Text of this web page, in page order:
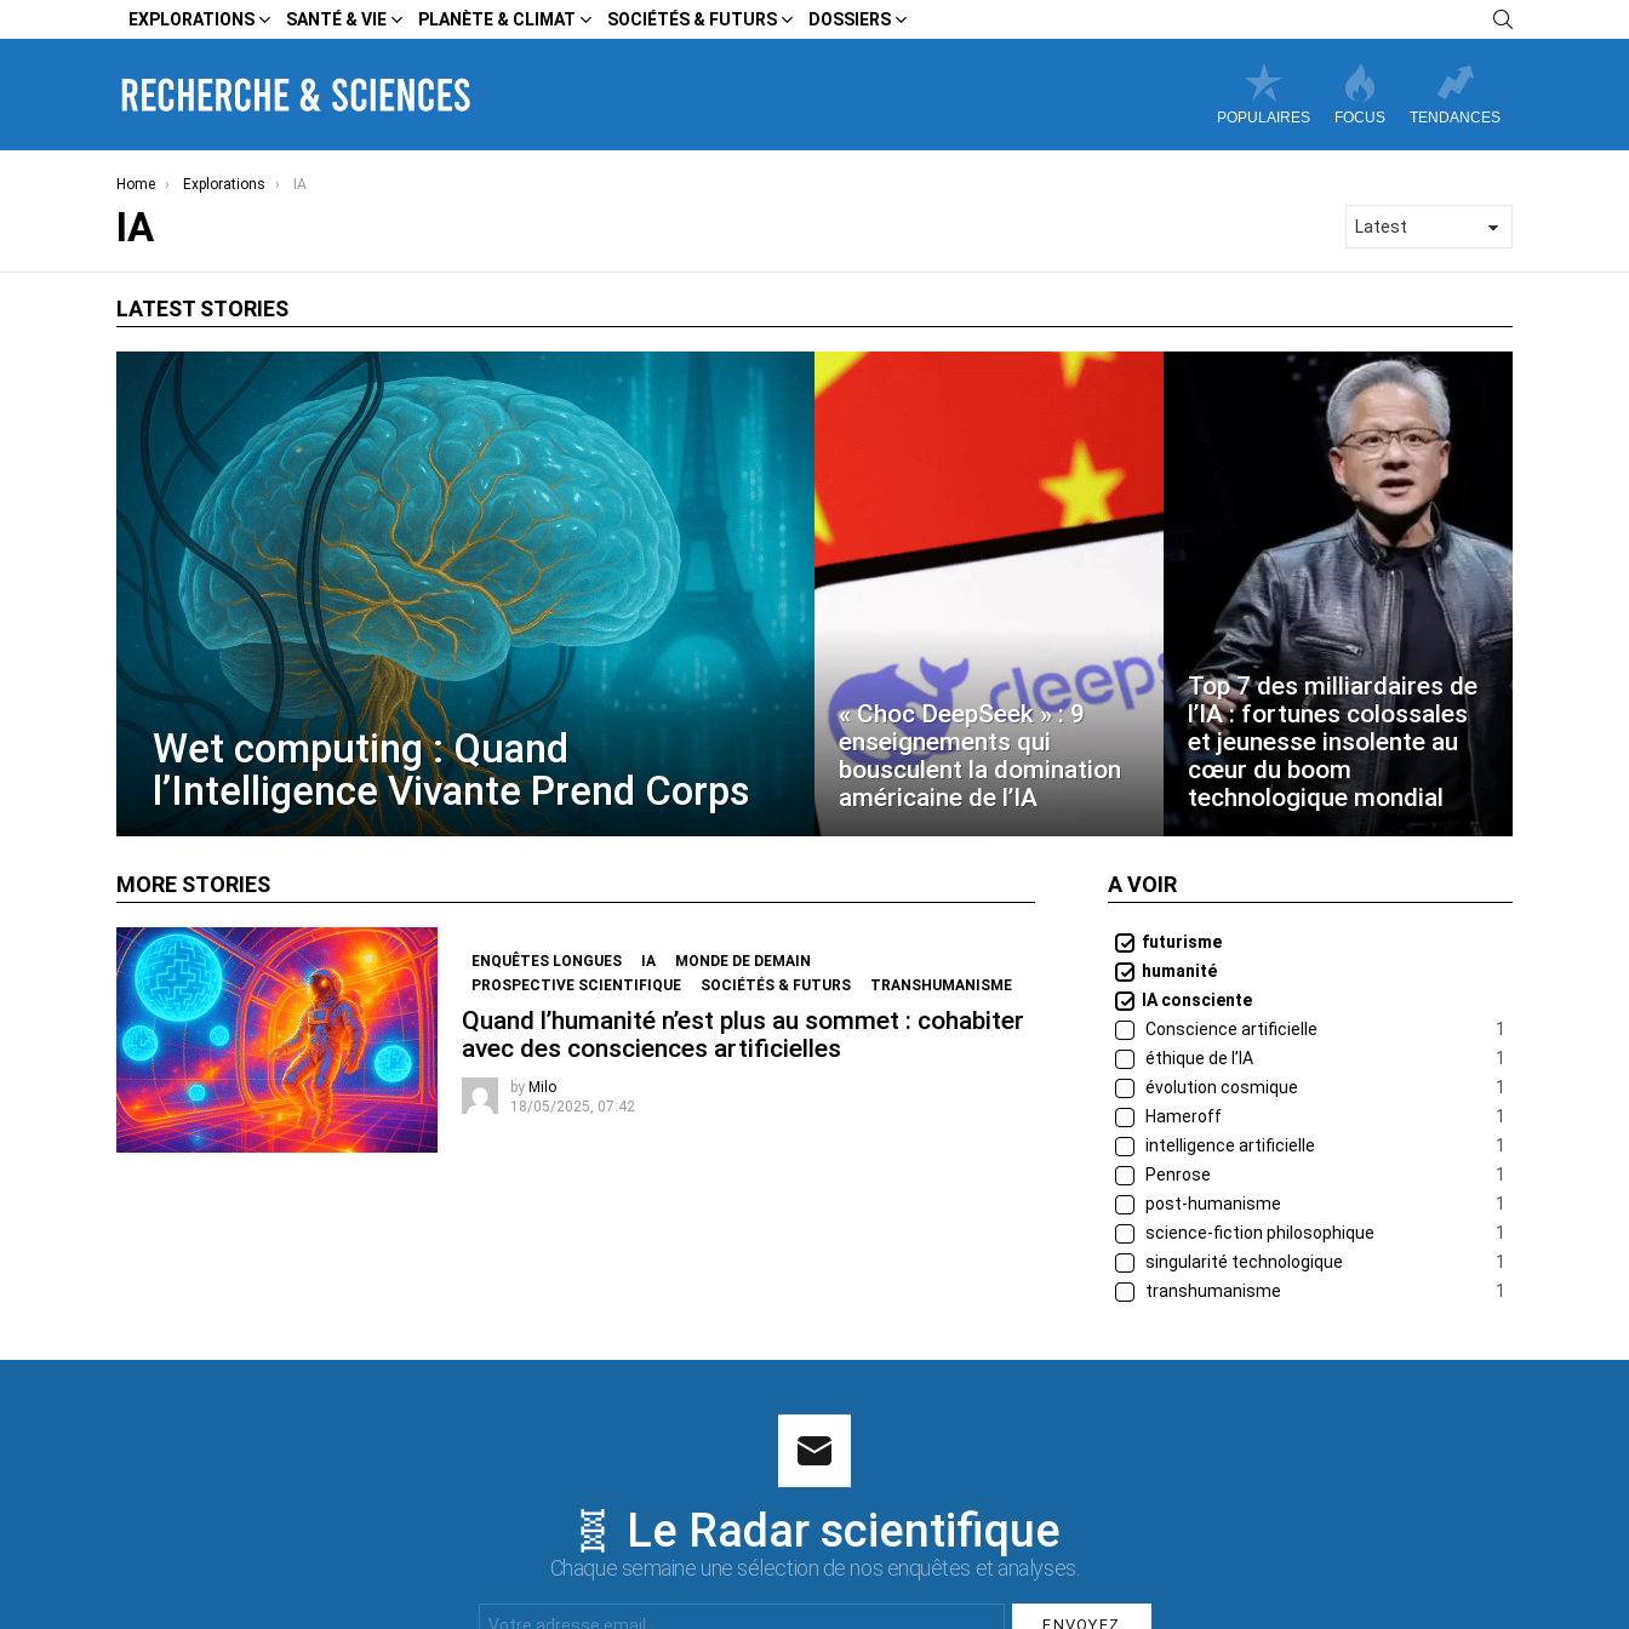
EXPLORATIONS SANTÉ & VIE PLANÈTE & CLIMAT SOCIÉTÉS & FUTURS DOSSIERS
POPULAIRES FOCUS TENDANCES
You are here:
Home Explorations IA
IA
LATEST STORIES
Wet computing : Quand
l’Intelligence Vivante Prend Corps
« Choc DeepSeek » : 9
enseignements qui
bousculent la domination
américaine de l’IA
Top 7 des milliardaires de
l’IA : fortunes colossales
et jeunesse insolente au
cœur du boom
technologique mondial
MORE STORIES
ENQUÊTES LONGUES IA
MONDE DE DEMAIN
PROSPECTIVE SCIENTIFIQUE
SOCIÉTÉS & FUTURS TRANSHUMANISME
Quand l’humanité n’est plus au sommet : cohabiter
avec des consciences artificielles
by Milo
18/05/2025, 07:42
A VOIR
futurisme
humanité
IA consciente
Conscience artificielle
1
éthique de l’IA
1
évolution cosmique
1
Hameroff
1
intelligence artificielle
1
Penrose
1
post-humanisme
1
science-fiction philosophique
1
singularité technologique
1
transhumanisme
1
🧬 Le Radar scientifique
Chaque semaine une sélection de nos enquêtes et analyses.